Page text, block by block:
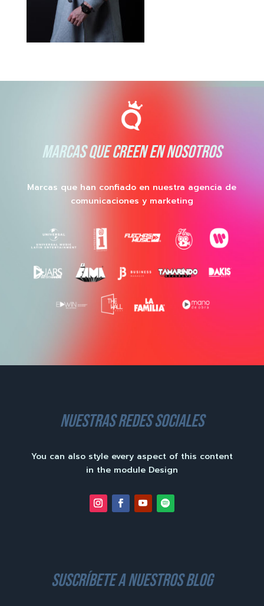
MARCAS QUE CREEN EN NOSOTROS
Marcas que han confiado en nuestra agencia de
comunicaciones y marketing
nuestras redes sociales
You can also style every aspect of this content
in the module Design
suscríbete a nuestros blog